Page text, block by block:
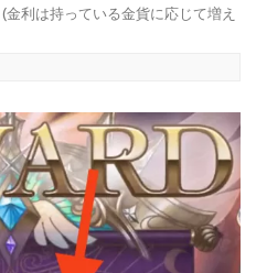
(金利は持っている金貨に応じて増え